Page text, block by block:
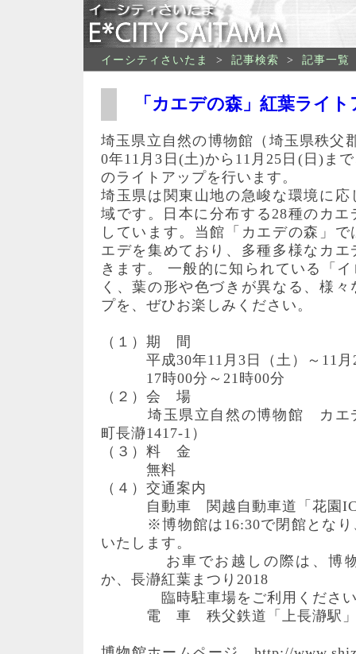
イーシティさいたま > 記事検索 > 記事一覧
「カエデの森」紅葉ライ
埼玉県立自然の博物館（埼玉県秩父
0年11月3日(土)から11月25日(日)ま
のライトアップを行います。
埼玉県は関東山地の急峻な環境に
域です。日本に分布する28種のカ
しています。当館「カエデの森」
エデを集めており、多種多様なカ
きます。 一般的に知られている「
く、葉の形や色づきが異なる、様
プを、ぜひお楽しみください。
（１）期 間
平成30年11月3日（土）～11月
17時00分～21時00分
（２）会 場
埼玉県立自然の博物館 カエ
町長瀞1417-1）
（３）料 金
無料
（４）交通案内
自動車 関越自動車道「花園IC
※博物館は16:30で閉館となり
いたします。
お車でお越しの際は、博物
か、長瀞紅葉まつり2018
臨時駐車場をご利用くださ
電 車 秩父鉄道「上長瀞駅」